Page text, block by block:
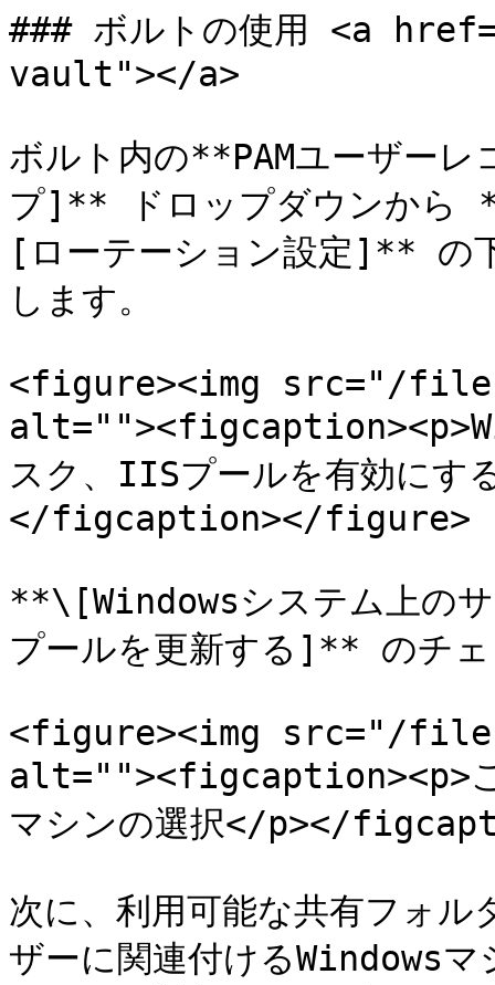
### ボルトの使用 <a
vault"></a>
ボルト内の**PAMユーザー
プ]** ドロップダウンか
[ローテーション設定]**
します。
<figure><img src="/files/
スク、IISプールを有効にす
</figcaption></figure>
**\[Windowsシステム上の
プールを更新する]** のチェ
<figure><img src="/files/
alt=""><figcaption><p>こ
マシンの選択</p></
次に、利用可能な共有フォ
ザーに関連付けるWindows